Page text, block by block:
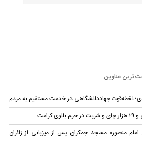
ترین عناوین
نقطه‌قوت جهاددانشگاهی در خدمت مستقیم به مردم
منصور» مسجد جمکران پس از میزبانی از زائران